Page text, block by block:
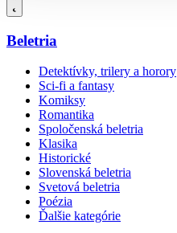
Beletria
Detektívky, trilery a horory
Sci-fi a fantasy
Komiksy
Romantika
Spoločenská beletria
Klasika
Historické
Slovenská beletria
Svetová beletria
Poézia
Ďalšie kategórie